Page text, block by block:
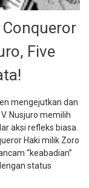
Five
mengejutkan dan
Nusjuro memilih
aksi refleks biasa
Haki milik Zoro
“keabadian”
status